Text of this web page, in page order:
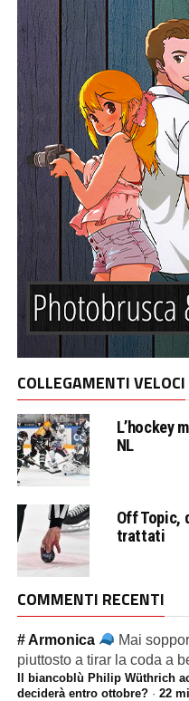
COLLEGAMENTI VELOCI
L’hockey
NL
Off Topic,
trattati
COMMENTI RECENTI
# Armonica
Mai
piuttosto a tirar la coda a
Il biancoblù Philip Wüthrich
deciderà entro ottobre?· 22